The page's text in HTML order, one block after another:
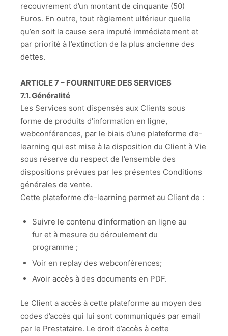
recouvrement d’un montant de cinquante (50)
Euros. En outre, tout règlement ultérieur quelle
qu’en soit la cause sera imputé immédiatement et
par priorité à l’extinction de la plus ancienne des
dettes.
ARTICLE 7 – FOURNITURE DES SERVICES
7.1. Généralité
Les Services sont dispensés aux Clients sous
forme de produits d’information en ligne,
webconférences, par le biais d’une plateforme d’e-
learning qui est mise à la disposition du Client à Vie
sous réserve du respect de l’ensemble des
dispositions prévues par les présentes Conditions
générales de vente.
Cette plateforme d’e-learning permet au Client de :
Suivre le contenu d’information en ligne au
fur et à mesure du déroulement du
programme ;
Voir en replay des webconférences;
Avoir accès à des documents en PDF.
Le Client a accès à cette plateforme au moyen des
codes d’accès qui lui sont communiqués par email
par le Prestataire. Le droit d’accès à cette